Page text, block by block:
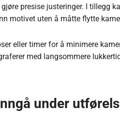
presise justeringer. I tillegg
motivet uten å måtte flytte
eller timer for å minimere
med langsommere
under